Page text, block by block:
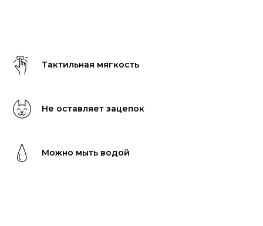
Тактильная мягкость
Не оставляет зацепок
Можно мыть водой